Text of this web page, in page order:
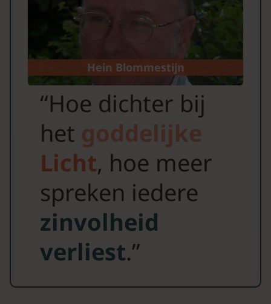
Hein Blommestijn
“Hoe dichter bij
het goddelijke
Licht, hoe meer
spreken iedere
zinvolheid
verliest.”